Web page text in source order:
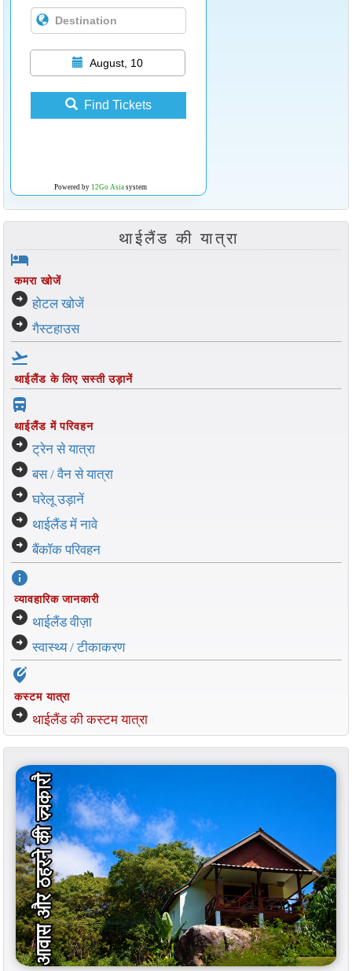
August, 10
Find Tickets
Powered by 12Go Asiasystem
थाईलैंड की यात्रा
hotel
कमरा खोजें
arrow_circle_right होटल खोजें
arrow_circle_right गैस्टहाउस
flight_takeoff
थाईलैंड के लिए सस्ती उड़ानें
directions_bus_filled
थाईलैंड में परिवहन
arrow_circle_right ट्रेन से यात्रा
arrow_circle_right बस / वैन से यात्रा
arrow_circle_right घरेलू उड़ानें
arrow_circle_right थाईलैंड में नावे
arrow_circle_right बैंकॉक परिवहन
info
व्यावहारिक जानकारी
arrow_circle_right थाईलैंड वीज़ा
arrow_circle_right स्वास्थ्य / टीकाकरण
edit_location_alt
कस्टम यात्रा
arrow_circle_right थाईलैंड की कस्टम यात्रा